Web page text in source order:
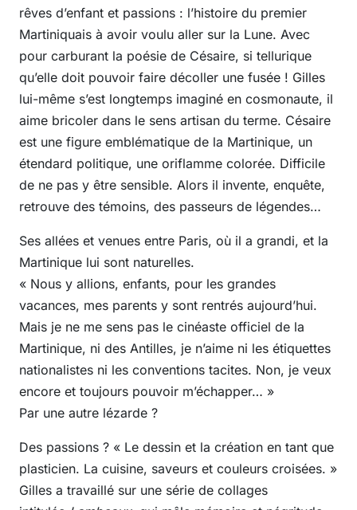
rêves d’enfant et passions : l’histoire du premier
Martiniquais à avoir voulu aller sur la Lune. Avec
pour carburant la poésie de Césaire, si tellurique
qu’elle doit pouvoir faire décoller une fusée ! Gilles
lui-même s’est longtemps imaginé en cosmonaute, il
aime bricoler dans le sens artisan du terme. Césaire
est une figure emblématique de la Martinique, un
étendard politique, une oriflamme colorée. Difficile
de ne pas y être sensible. Alors il invente, enquête,
retrouve des témoins, des passeurs de légendes…
Ses allées et venues entre Paris, où il a grandi, et la
Martinique lui sont naturelles.
« Nous y allions, enfants, pour les grandes
vacances, mes parents y sont rentrés aujourd’hui.
Mais je ne me sens pas le cinéaste officiel de la
Martinique, ni des Antilles, je n’aime ni les étiquettes
nationalistes ni les conventions tacites. Non, je veux
encore et toujours pouvoir m’échapper… »
Par une autre lézarde ?
Des passions ? « Le dessin et la création en tant que
plasticien. La cuisine, saveurs et couleurs croisées. »
Gilles a travaillé sur une série de collages